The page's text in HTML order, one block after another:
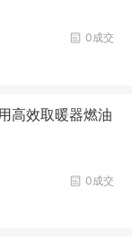
0成交
高效取暖器燃油
0成交